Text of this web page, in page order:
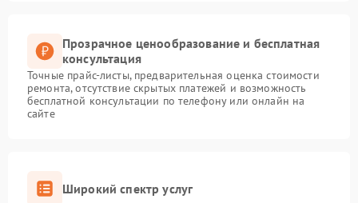
Прозрачное ценообразование и бесплатная
консультация
Точные прайс-листы, предварительная оценка стоимости
ремонта, отсутствие скрытых платежей и возможность
бесплатной консультации по телефону или онлайн на
сайте
Широкий спектр услуг